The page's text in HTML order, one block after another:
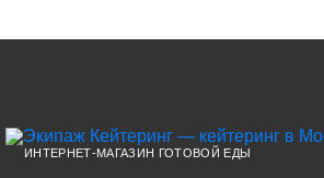
ИНТЕРНЕТ-МАГАЗИН ГОТОВОЙ ЕДЫ